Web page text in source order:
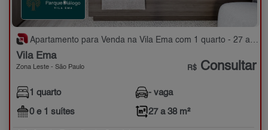
Apartamento para Venda na Vila Ema com 1 quarto - 27 a 38 m²
Vila Ema
Zona Leste - São Paulo R$ Consultar
1 quarto
0 e 1 suítes
- vaga
27 a 38 m²